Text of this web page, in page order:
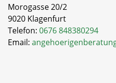
Morogasse 20/2
9020 Klagenfurt
Telefon: 0676 848380294
Email: